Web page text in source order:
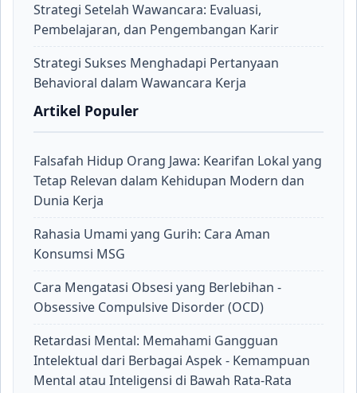
Strategi Setelah Wawancara: Evaluasi,
Pembelajaran, dan Pengembangan Karir
Strategi Sukses Menghadapi Pertanyaan
Behavioral dalam Wawancara Kerja
Artikel Populer
Falsafah Hidup Orang Jawa: Kearifan Lokal yang
Tetap Relevan dalam Kehidupan Modern dan
Dunia Kerja
Rahasia Umami yang Gurih: Cara Aman
Konsumsi MSG
Cara Mengatasi Obsesi yang Berlebihan -
Obsessive Compulsive Disorder (OCD)
Retardasi Mental: Memahami Gangguan
Intelektual dari Berbagai Aspek - Kemampuan
Mental atau Inteligensi di Bawah Rata-Rata